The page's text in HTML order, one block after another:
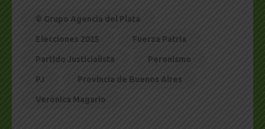
© Grupo Agencia del Plata
Elecciones 2025 Fuerza Patria
Partido Justicialista Peronismo
PJ Provincia de Buenos Aires
Verónica Magario